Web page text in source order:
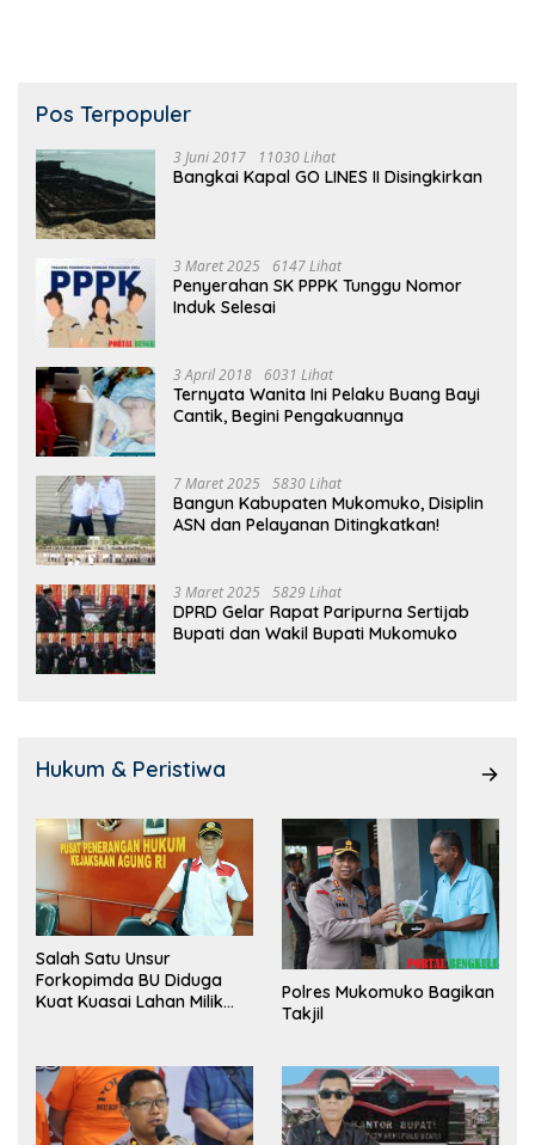
Pos Terpopuler
3 Juni 2017 11030 Lihat
Bangkai Kapal GO LINES II Disingkirkan
3 Maret 2025 6147 Lihat
Penyerahan SK PPPK Tunggu Nomor
Induk Selesai
3 April 2018 6031 Lihat
Ternyata Wanita Ini Pelaku Buang Bayi
Cantik, Begini Pengakuannya
7 Maret 2025 5830 Lihat
Bangun Kabupaten Mukomuko, Disiplin
ASN dan Pelayanan Ditingkatkan!
3 Maret 2025 5829 Lihat
DPRD Gelar Rapat Paripurna Sertijab
Bupati dan Wakil Bupati Mukomuko
Hukum & Peristiwa
Salah Satu Unsur
Forkopimda BU Diduga
Kuat Kuasai Lahan Milik
Polres Mukomuko Bagikan
Takjil